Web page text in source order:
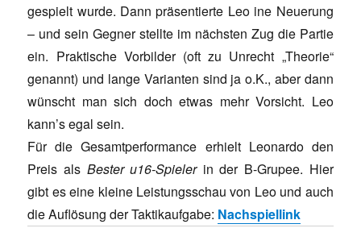
gespielt wurde. Dann präsentierte Leo ine Neuerung
– und sein Gegner stellte im nächsten Zug die Partie
ein. Praktische Vorbilder (oft zu Unrecht „Theorie“
genannt) und lange Varianten sind ja o.K., aber dann
wünscht man sich doch etwas mehr Vorsicht. Leo
kann’s egal sein.
Für die Gesamtperformance erhielt Leonardo den
Preis als Bester u16-Spielerin der B-Grupee. Hier
gibt es eine kleine Leistungsschau von Leo und auch
die Auflösung der Taktikaufgabe: Nachspiellink